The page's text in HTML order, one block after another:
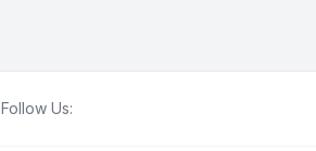
Follow Us: